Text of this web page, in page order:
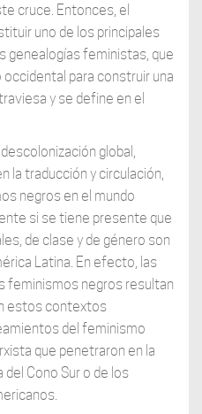
cruce. Entonces, el
uno de los principales
genealogías feministas, que
para construir una
y se define en el
global,
la traducción y circulación,
negros en el mundo
si se tiene presente que
de clase y de género son
Latina. En efecto, las
feminismos negros resultan
estos contextos
del feminismo
que penetraron en la
del Cono Sur o de los